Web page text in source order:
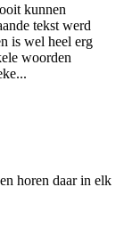
kunnen
tekst werd
is wel heel erg
woorden
horen daar in elk